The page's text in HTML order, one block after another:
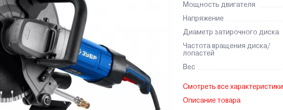
Мощность двигателя
Напряжение
Диаметр затирочного диска
Частота вращения диска/
лопастей
Вес
Смотреть все характеристики
Описание товара